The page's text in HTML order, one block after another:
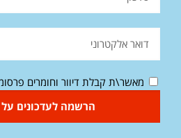
מאשר\ת קבלת דיוור וחומרים
הרשמה לעדכונים על